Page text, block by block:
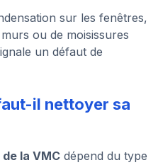
sur les fenêtres,
ou de moisissures
un défaut de
il nettoyer sa
la VMC dépend du type